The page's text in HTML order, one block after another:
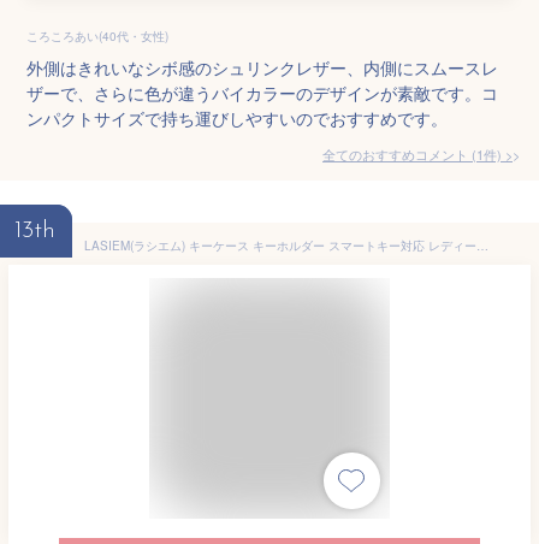
ころころあい(40代・女性)
外側はきれいなシボ感のシュリンクレザー、内側にスムースレ
ザーで、さらに色が違うバイカラーのデザインが素敵です。コ
ンパクトサイズで持ち運びしやすいのでおすすめです。
全てのおすすめコメント (1件) >
13th
LASIEM(ラシエム) キーケース キーホルダー スマートキー対応 レディース 本革 「くすみカラー」 4連 コンパクト 鍵ケース (アイスブルー×グレージュ)